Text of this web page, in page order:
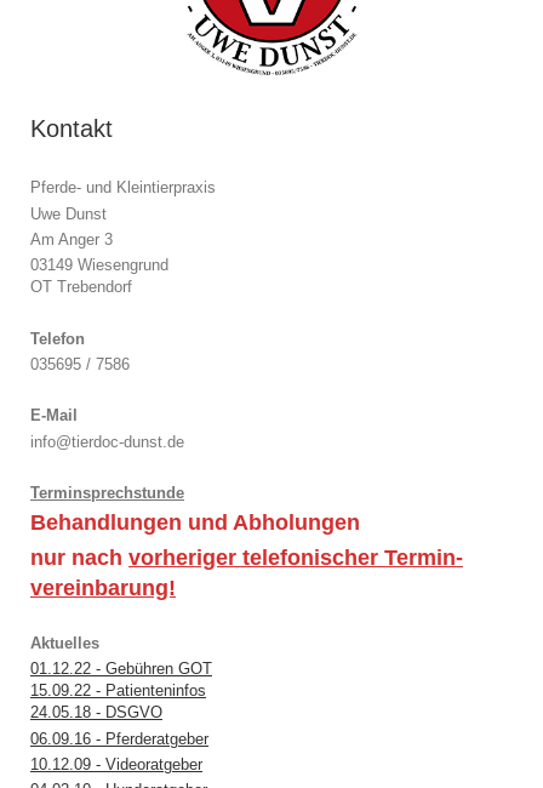
Kontakt
Pferde- und Kleintierpraxis
Uwe Dunst
Am Anger 3
03149 Wiesengrund
OT Trebendorf
Telefon
035695 / 7586
E-Mail
info@tierdoc-dunst.de
Terminsprechstunde
Behandlungen und Abholungen
nur nach vorheriger telefonischer Termin-
vereinbarung!
Aktuelles
01.12.22 - Gebühren GOT
15.09.22 - Patienteninfos
24.05.18 - DSGVO
06.09.16 - Pferderatgeber
10.12.09 - Videoratgeber